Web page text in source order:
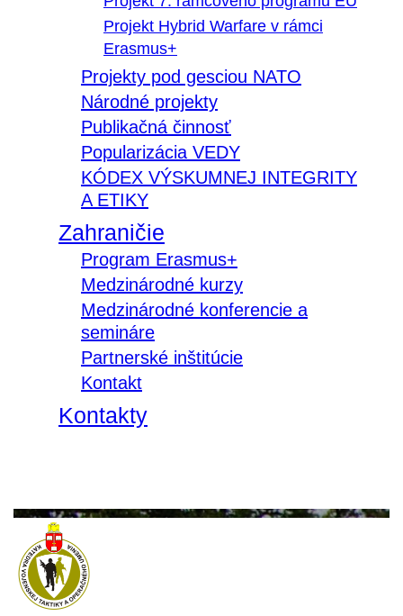
Projekt Hybrid Warfare v rámci
Erasmus+
Projekty pod gesciou NATO
Národné projekty
Publikačná činnosť
Popularizácia VEDY
KÓDEX VÝSKUMNEJ INTEGRITY
A ETIKY
Zahraničie
Program Erasmus+
Medzinárodné kurzy
Medzinárodné konferencie a
semináre
Partnerské inštitúcie
Kontakt
Kontakty